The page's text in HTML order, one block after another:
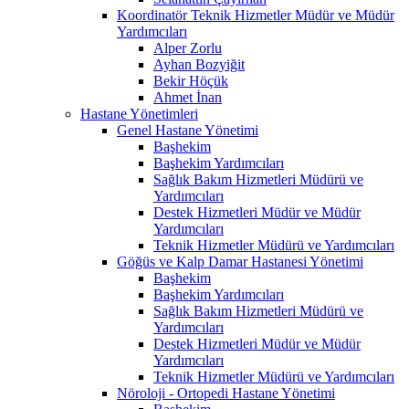
Koordinatör Teknik Hizmetler Müdür ve Müdür
Yardımcıları
Alper Zorlu
Ayhan Bozyiğit
Bekir Höçük
Ahmet İnan
Hastane Yönetimleri
Genel Hastane Yönetimi
Başhekim
Başhekim Yardımcıları
Sağlık Bakım Hizmetleri Müdürü ve
Yardımcıları
Destek Hizmetleri Müdür ve Müdür
Yardımcıları
Teknik Hizmetler Müdürü ve Yardımcıları
Göğüs ve Kalp Damar Hastanesi Yönetimi
Başhekim
Başhekim Yardımcıları
Sağlık Bakım Hizmetleri Müdürü ve
Yardımcıları
Destek Hizmetleri Müdür ve Müdür
Yardımcıları
Teknik Hizmetler Müdürü ve Yardımcıları
Nöroloji - Ortopedi Hastane Yönetimi